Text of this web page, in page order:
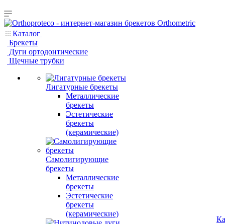
Каталог
Брекеты
Дуги ортодонтические
Щечные трубки
Лигатурные брекеты
Металлические
брекеты
Эстетические
брекеты
(керамические)
Самолигирующие
брекеты
Металлические
брекеты
Эстетические
брекеты
(керамические)